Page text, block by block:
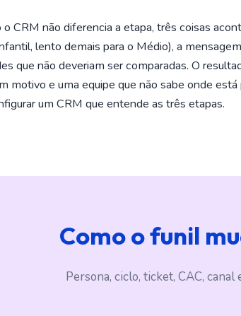
o CRM não diferencia a etapa, três coisas
lento demais para o Médio), a
que não deveriam ser comparadas. O
motivo e uma equipe que não sabe onde
um CRM que entende as três etapas.
Como o funil
Persona, ciclo, ticket, CAC,